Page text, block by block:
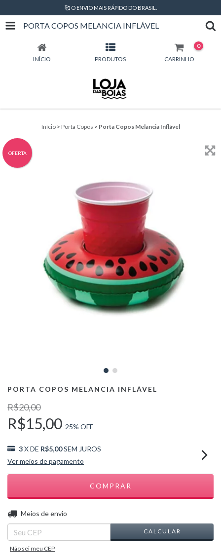
🥰 O ENVIO MAIS RÁPIDO DO BRASIL.
PORTA COPOS MELANCIA INFLÁVEL
INÍCIO PRODUTOS CARRINHO
0
Início > Porta Copos > Porta Copos Melancia Inflável
OFERTA
PORTA COPOS MELANCIA INFLÁVEL
R$20,00
R$15,00 25% OFF
3X DE R$5,00SEM JUROS
Ver meios de pagamento
Entregas para o CEP:
Meios de envio
CALCULAR
Não sei meu CEP